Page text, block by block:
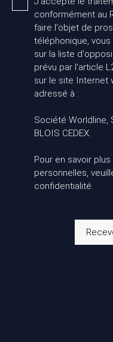
conformément au
faire l'objet de
téléphonique,
sur la liste
prévu par l'article
sur le site Internet
adressé à :
Société Worldline,
BLOIS CEDEX.
Pour en savoir
personnelles,
confidentialité.